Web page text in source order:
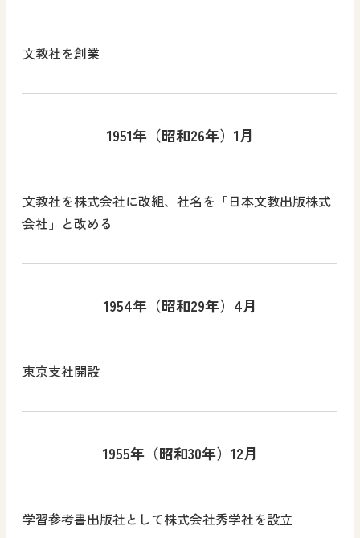
文教社を創業
1951年（昭和26年）1月
文教社を株式会社に改組、社名を「日本文教出版株式
会社」と改める
1954年（昭和29年）4月
東京支社開設
1955年（昭和30年）12月
学習参考書出版社として株式会社秀学社を設立